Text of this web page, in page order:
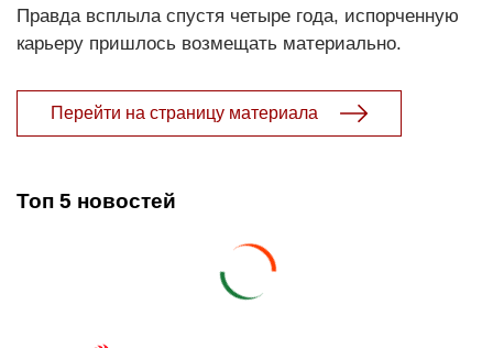
Правда всплыла спустя четыре года, испорченную
карьеру пришлось возмещать материально.
Перейти на страницу материала
Топ 5 новостей